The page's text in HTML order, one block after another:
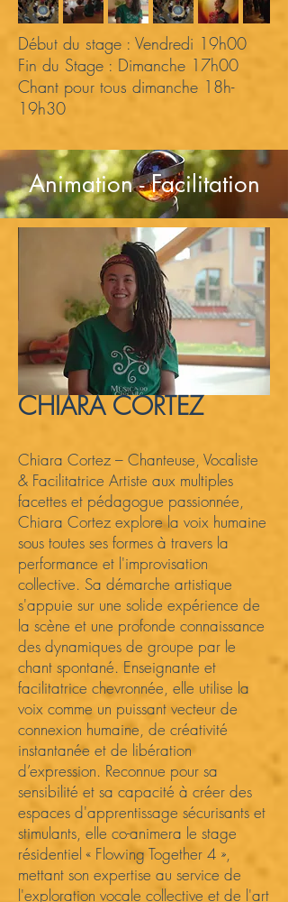
Début du stage : Vendredi 19h00
Fin du Stage : Dimanche 17h00
Chant pour tous dimanche 18h-
19h30
Animation - Facilitation
CHIARA CORTEZ
Chiara Cortez – Chanteuse, Vocaliste
& Facilitatrice Artiste aux multiples
facettes et pédagogue passionnée,
Chiara Cortez explore la voix humaine
sous toutes ses formes à travers la
performance et l'improvisation
collective. Sa démarche artistique
s'appuie sur une solide expérience de
la scène et une profonde connaissance
des dynamiques de groupe par le
chant spontané. Enseignante et
facilitatrice chevronnée, elle utilise la
voix comme un puissant vecteur de
connexion humaine, de créativité
instantanée et de libération
d’expression. Reconnue pour sa
sensibilité et sa capacité à créer des
espaces d'apprentissage sécurisants et
stimulants, elle co-animera le stage
résidentiel « Flowing Together 4 »,
mettant son expertise au service de
l'exploration vocale collective et de l'art